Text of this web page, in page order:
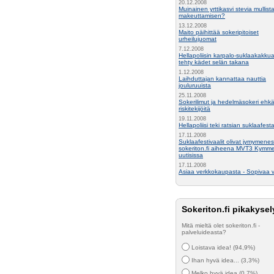
20.12.2008
Muinainen yrttikasvi stevia
makeuttamisen?
13.12.2008
Maito päihittää sokeripitoiset
urheilujuomat
7.12.2008
Hellapoliisin karpalo-
tehty kädet selän takana
1.12.2008
Laihduttajan kannattaa nauttia
jouluruuista
25.11.2008
Sokerilimut ja hedelmäsokeri
riskitekijöitä
19.11.2008
Hellapoliisi teki ratsian
17.11.2008
Suklaafestivaalit olivat
sokeriton.fi aiheena MVT3
uutisissa
17.11.2008
Asiaa verkkokaupasta - Sopivaa
Sokeriton.fi
Mitä mieltä olet sokeriton.fi -
palveluideasta?
Loistava idea! (94,9%)
Ihan hyvä idea... (3,3%)